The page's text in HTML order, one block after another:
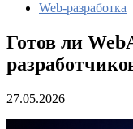
Web-разработка
Готов ли
27.05.2026